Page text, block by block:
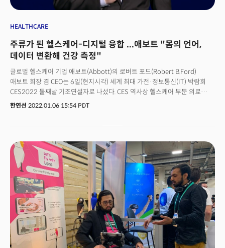
다른 한편에서는 주식과 비슷한 흐름을 보이면서 인플레이션 헷지 역할에
트레이딩 시장 인사이트 총괄 담당자는 "비트코인이 지난 수개월 간 위험자산
급락한다"고 분석했습니다. 또 제프 도먼 아카 최고투자책임자(CIO)는
"비트코인이 다른 암호화폐 자산과 분리되고 있다"며 "거시환경과 주식시장을
덧붙였습니다.
HEALTHCARE
주류가 된 헬스케어-디지털 융합 ...애보트 "몸의 언어,
데이터 변환해 건강 측정"
글로벌 헬스케어 기업 애보트(Abbott)의 로버트 포드(Robert B.Ford)
애보트 회장 겸 CEO는 6일(현지시각) 세계 최대 가전·정보통신(IT) 박람회
CES2022 둘째날 기조연설자로 나섰다. CES 역사상 헬스케어 부문 의료
기업의 대표가 기조연설 메인 무대에 서는 것은 처음 있는 일이다.포드 회장은
필요한)사람들에게 더욱 편의와 통제력을 제공하는 한편, 그 어느 때보다도
더욱 접근성을 높여 확장된 미래를 만들어나갈 것"이라는 비전을 밝혔다.그는
헬스케어 혁신이 인간의 능력을 완전히 새로운 수준으로 끌어올릴 수 있을
것이라고 내다봤다. 포드 회장은 “건강상의 문제를 조기에 발견하고 심지어
그것이 일어나지 않도록 예방할 수 있다. 보건과 기술의 융합은 의료의
디지털화와 민주화를 만들어낼 것"이라며 "환자와 의사 사이에 공유할 수
있는 언어가 생기고, 개개인이 건강을 더욱 잘 통제할 수 있도록 힘을 실어줄
것"이라고 덧붙였다. 애보트는 헬스케어 분야 혁신의 선두주자다. 포드 회장은
“헬스케어 혁신은 지금도 곳곳에서 일어나고 있다. 헬스케어 기술의 발전은 더
많은 곳에서 더 많은 삶을 개선할 수 있는 잠재력을 가지고 있다"고 강조했다.
이런 혁신과 비전은 올바른 도구만 있으면, 모든 사람들에게 더 완전하고
한연선 2022.01.06 15:54 PDT